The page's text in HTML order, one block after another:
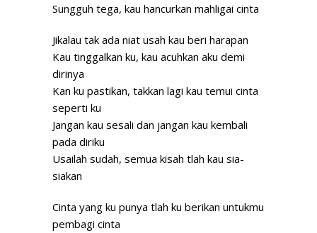
Sungguh tega, kau hancurkan mahligai cinta
Jikalau tak ada niat usah kau beri harapan
Kau tinggalkan ku, kau acuhkan aku demi
dirinya
Kan ku pastikan, takkan lagi kau temui cinta
seperti ku
Jangan kau sesali dan jangan kau kembali
pada diriku
Usailah sudah, semua kisah tlah kau sia-
siakan
Cinta yang ku punya tlah ku berikan untukmu
pembagi cinta